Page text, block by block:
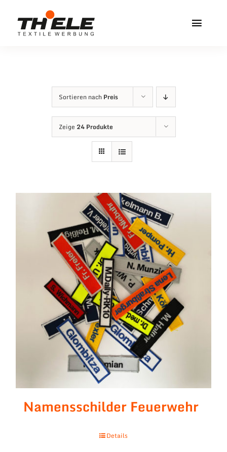
Inhalt
Service & Info
Sortieren nach Preis
Zeige 24 Produkte
Namensschilder Feuerwehr
Details